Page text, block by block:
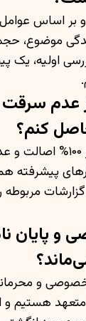
بر اساس
موضوع، حجم
اولیه، یک
عدم
کنم؟
موسسه سبز انگشتی به
پیشرفته
مربوطه
و پایان
و
هستیم و